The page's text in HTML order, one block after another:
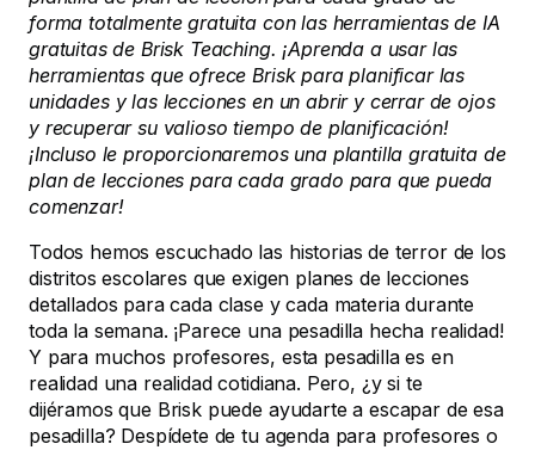
forma totalmente gratuita con las herramientas de IA
gratuitas de Brisk Teaching. ¡Aprenda a usar las
herramientas que ofrece Brisk para planificar las
unidades y las lecciones en un abrir y cerrar de ojos
y recuperar su valioso tiempo de planificación!
¡Incluso le proporcionaremos una plantilla gratuita de
plan de lecciones para cada grado para que pueda
comenzar!
Todos hemos escuchado las historias de terror de los
distritos escolares que exigen planes de lecciones
detallados para cada clase y cada materia durante
toda la semana. ¡Parece una pesadilla hecha realidad!
Y para muchos profesores, esta pesadilla es en
realidad una realidad cotidiana. Pero, ¿y si te
dijéramos que Brisk puede ayudarte a escapar de esa
pesadilla? Despídete de tu agenda para profesores o